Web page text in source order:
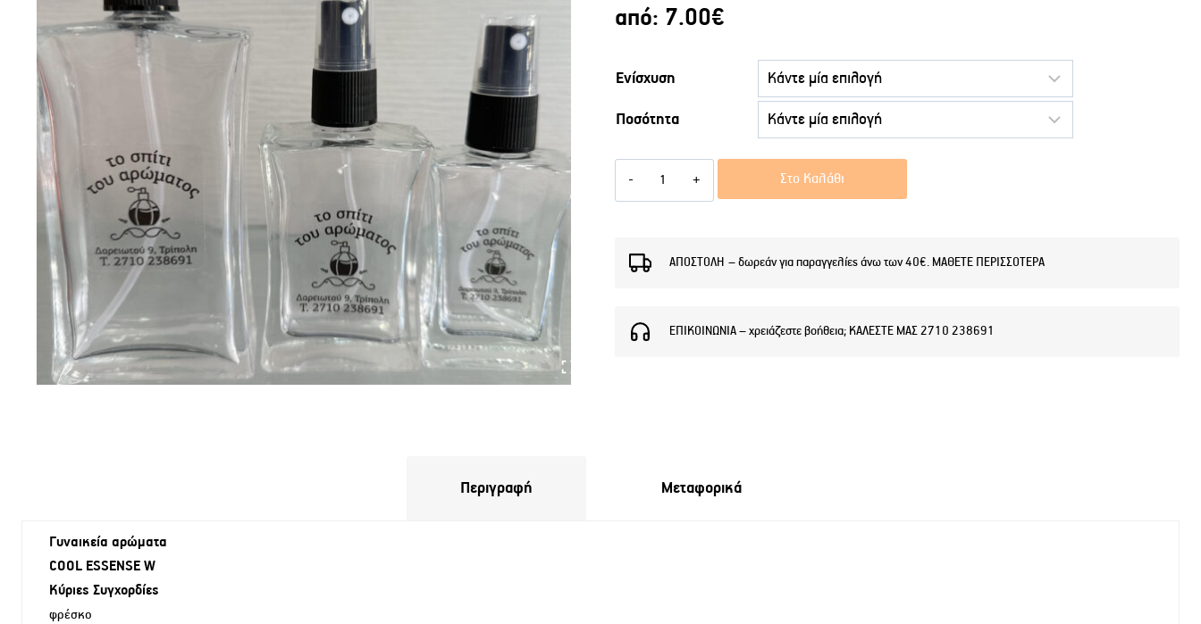
από: 7.00€
Ενίσχυση
Ποσότητα
Γυναικεία
COOL
ποσότητα
Στο Καλάθι
ΑΠΟΣΤΟΛΗ – δωρεάν για παραγγελίες άνω των 40€. ΜΑΘΕΤΕ ΠΕΡΙΣΣΟΤΕΡΑ
ΕΠΙΚΟΙΝΩΝΙΑ – χρειάζεστε βοήθεια; ΚΑΛΕΣΤΕ ΜΑΣ 2710 238691
Περιγραφή Μεταφορικά
Γυναικεία αρώματα
COOL ESSENSE W
Κύριες Συγχορδίες
φρέσκο